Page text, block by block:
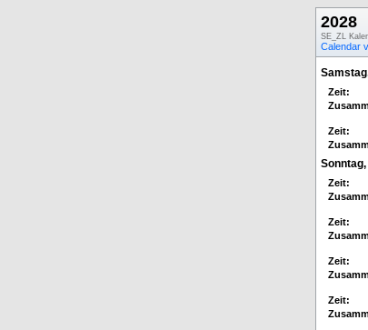
2028
SE_ZL
Calendar
Zeit:
Zeit:
Zeit:
Zeit:
Zeit:
Zeit: